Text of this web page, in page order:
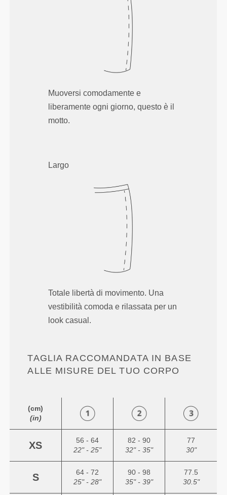
Muoversi comodamente e
liberamente ogni giorno, questo è il
motto.
Largo
Totale libertà di movimento. Una
vestibilità comoda e rilassata per un
look casual.
TAGLIA RACCOMANDATA IN BASE
ALLE MISURE DEL TUO CORPO
(cm)
(in)
XS
56 - 64
22" - 25"
82 - 90
32" - 35"
77
30"
S
64 - 72
25" - 28"
90 - 98
35" - 39"
77.5
30.5"